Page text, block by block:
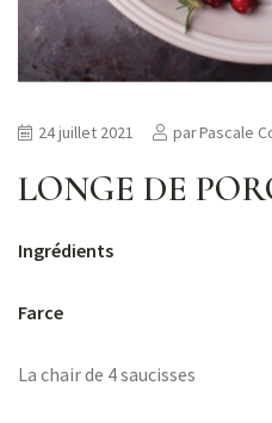
LONGE DE
24 juillet 2021 parPascale
Ingrédients
Farce
La chair de 4 saucisses